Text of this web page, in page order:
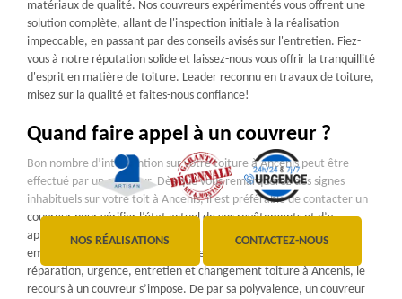
NOS RÉALISATIONS CONTACTEZ-NOUS
matériaux de qualité. Nos couvreurs expérimentés vous offrent une
solution complète, allant de l'inspection initiale à la réalisation
impeccable, en passant par des conseils avisés sur l'entretien. Fiez-
vous à notre réputation solide et laissez-nous vous offrir la tranquillité
d'esprit en matière de toiture. Leader reconnu en travaux de toiture,
misez sur la qualité et faites-nous confiance!
Quand faire appel à un couvreur ?
Bon nombre d’intervention sur votre toiture à Ancenis peut être
effectué par un couvreur. Dès que vous remarquerez des signes
inhabituels sur votre toit à Ancenis, il est préférable de contacter un
couvreur pour vérifier l’état actuel de vos revêtements et d’y
apporter les solutions appropriées. De même, lorsque vous
envisagerez de faire des travaux de conception, rénovation,
réparation, urgence, entretien et changement toiture à Ancenis, le
recours à un couvreur s’impose. De par sa polyvalence, un couvreur